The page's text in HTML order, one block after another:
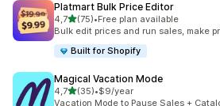
Platmart Bulk Price Editor
4,7av 5 stjerner
(75)
Totalt 75 omtaler
•Free plan available
Bulk edit prices and run sales, make
Built for Shopify
Magical Vacation Mode
4,7av 5 stjerner
(35)
Totalt 35 omtaler
•$9/year
Vacation Mode to Pause Sales +